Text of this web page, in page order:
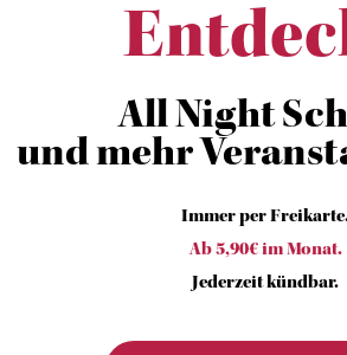
All Night
und mehr
Immer per
Ab 5,90€ im Monat.
Jederzeit kündbar.